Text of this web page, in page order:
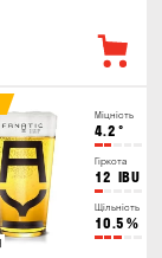
Міцність
4.2 °
Гіркота
12 IBU
Щільність
10.5 %